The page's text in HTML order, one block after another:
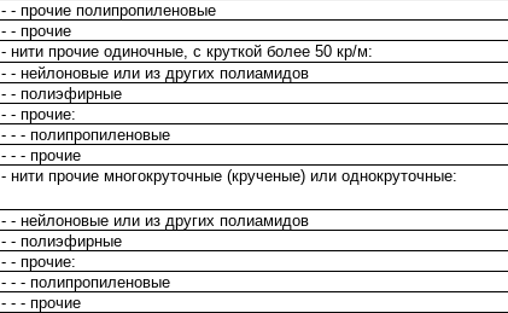
- - прочие полипропиленовые
- - прочие
- нити прочие одиночные, с круткой более 50 кр/м:
- - нейлоновые или из других полиамидов
- - полиэфирные
- - прочие:
- - - полипропиленовые
- - - прочие
- нити прочие многокруточные (крученые) или однокруточные:
- - нейлоновые или из других полиамидов
- - полиэфирные
- - прочие:
- - - полипропиленовые
- - - прочие